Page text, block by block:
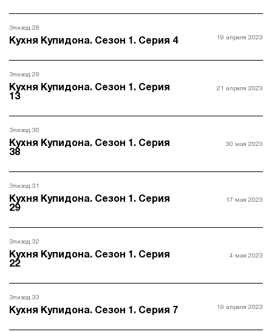
Эпизод 28
Кухня Купидона. Сезон 1. Серия 4 19 апреля 2023
Эпизод 29
Кухня Купидона. Сезон 1. Серия
13
21 апреля 2023
Эпизод 30
Кухня Купидона. Сезон 1. Серия
38
30 мая 2023
Эпизод 31
Кухня Купидона. Сезон 1. Серия
29
17 мая 2023
Эпизод 32
Кухня Купидона. Сезон 1. Серия
22
4 мая 2023
Эпизод 33
Кухня Купидона. Сезон 1. Серия 7 19 апреля 2023